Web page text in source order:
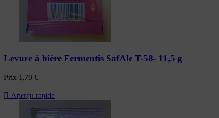
Levure à bière Fermentis SafAle T-58- 11,5 g
Prix 1,79 €
 Aperçu rapide